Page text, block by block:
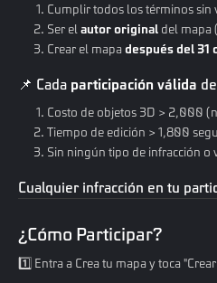
Cumplir todos los términos sin
Ser el autor original del mapa
Crear el mapadespués del 31
📌 Cada participación válida
Costo de objetos 3D > 2,000
Tiempo de edición > 1,800
Sin ningún tipo de infracción o
Cualquier infracción en tu
¿Cómo Participar?
1️⃣ Entra a Crea tu mapa y toca